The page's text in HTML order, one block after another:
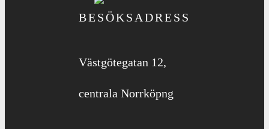
BESÖKSADRESS
Västgötegatan 12,
centrala Norrköpng